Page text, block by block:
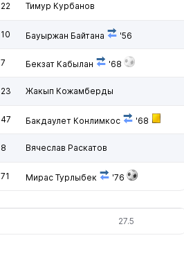
22 Тимур Курбанов
10 Бауыржан Байтана '56
7 Бекзат Кабылан '68
23 Жакып Кожамберды
47 Бакдаулет Конлимкос '68
8 Вячеслав Раскатов
71 Мирас Турлыбек '76
27.5